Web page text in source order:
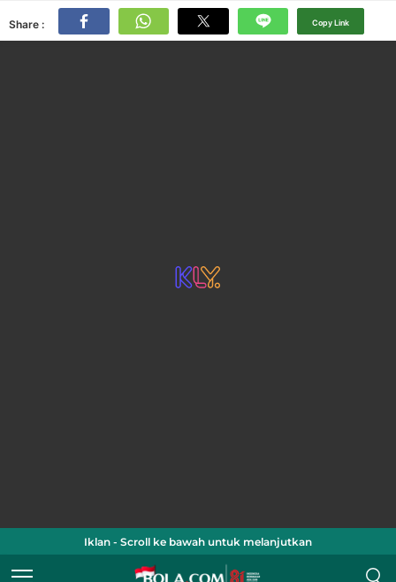
Share : Copy Link
Iklan - Scroll ke bawah untuk melanjutkan